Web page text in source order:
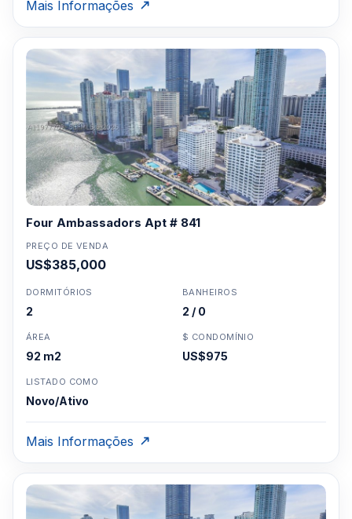
Mais Informações
Four Ambassadors Apt # 841
PREÇO DE VENDA
US$385,000
DORMITÓRIOS
2
BANHEIROS
2 / 0
ÁREA
92 m2
$ CONDOMÍNIO
US$975
LISTADO COMO
Novo/Ativo
Mais Informações